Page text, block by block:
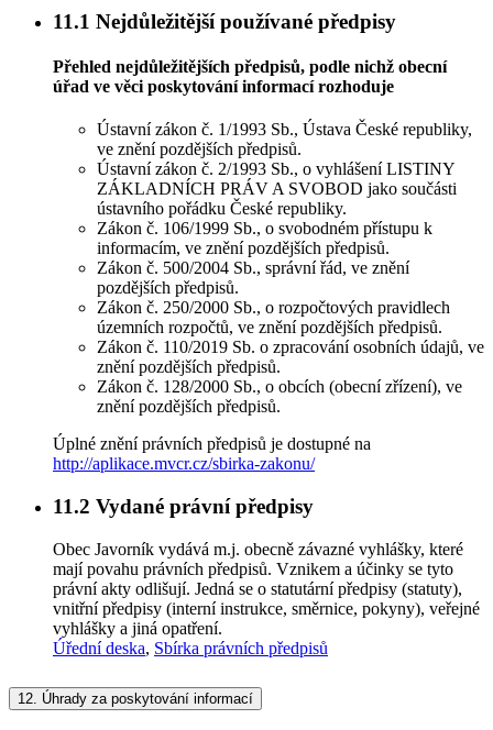
11.1 Nejdůležitější používané předpisy
Přehled nejdůležitějších předpisů, podle nichž obecní
úřad ve věci poskytování informací rozhoduje
Ústavní zákon č. 1/1993 Sb., Ústava České republiky,
ve znění pozdějších předpisů.
Ústavní zákon č. 2/1993 Sb., o vyhlášení LISTINY
ZÁKLADNÍCH PRÁV A SVOBOD jako součásti
ústavního pořádku České republiky.
Zákon č. 106/1999 Sb., o svobodném přístupu k
informacím, ve znění pozdějších předpisů.
Zákon č. 500/2004 Sb., správní řád, ve znění
pozdějších předpisů.
Zákon č. 250/2000 Sb., o rozpočtových pravidlech
územních rozpočtů, ve znění pozdějších předpisů.
Zákon č. 110/2019 Sb. o zpracování osobních údajů, ve
znění pozdějších předpisů.
Zákon č. 128/2000 Sb., o obcích (obecní zřízení), ve
znění pozdějších předpisů.
Úplné znění právních předpisů je dostupné na
http://aplikace.mvcr.cz/sbirka-zakonu/
11.2 Vydané právní předpisy
Obec Javorník vydává m.j. obecně závazné vyhlášky, které
mají povahu právních předpisů. Vznikem a účinky se tyto
právní akty odlišují. Jedná se o statutární předpisy (statuty),
vnitřní předpisy (interní instrukce, směrnice, pokyny), veřejné
vyhlášky a jiná opatření.
Úřední deska, Sbírka právních předpisů
12. Úhrady za poskytování informací